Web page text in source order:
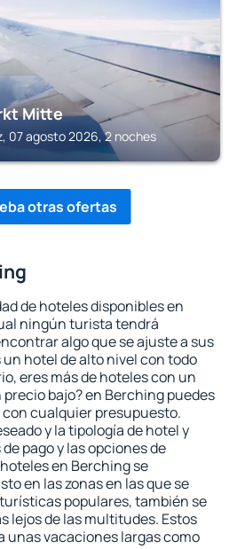
Mitte
07 agosto 2026, 2 noches
otras ofertas
de hoteles disponibles en
ningún turista tendrá
algo que se ajuste a sus
hotel de alto nivel con todo
eres más de hoteles con un
bajo? en Berching puedes
cualquier presupuesto.
y la tipología de hotel y
pago y las opciones de
en Berching se
en las zonas en las que se
populares, también se
lejos de las multitudes. Estos
unas vacaciones largas como